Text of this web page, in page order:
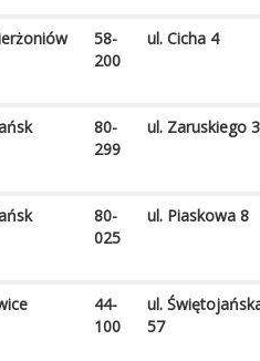
58-
200
ul. Cicha 4
80-
299
ul. Zaruskiego 3
80-
025
ul. Piaskowa 8
44-
100
ul.
57